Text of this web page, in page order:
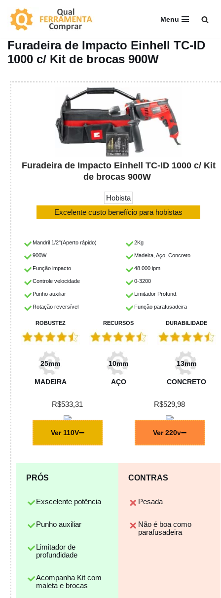
Pular
o
conteúdo
Menu
Furadeira de Impacto Einhell TC-ID
1000 c/ Kit de brocas 900W
Furadeira de Impacto Einhell TC-ID 1000 c/ Kit
de brocas 900W
Hobista
Excelente custo benefício para hobistas
Mandril 1/2"(Aperto rápido) 2Kg
900W Madeira, Aço, Concreto
Função impacto 48.000 ipm
Controle velocidade 0-3200
Punho auxiliar Limitador Profund.
Rotação reversível Função parafusadeira
ROBUSTEZ RECURSOS DURABILIDADE
25mm
MADEIRA
10mm
AÇO
13mm
CONCRETO
R$533,31
Ver 110V
R$529,98
Ver 220v
PRÓS
Exscelente potência
Punho auxiliar
Limitador de
profundidade
Acompanha Kit com
maleta e brocas
CONTRAS
Pesada
Não é boa como
parafusadeira